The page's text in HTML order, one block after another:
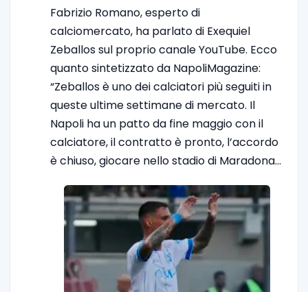
Fabrizio Romano, esperto di
calciomercato, ha parlato di Exequiel
Zeballos sul proprio canale YouTube. Ecco
quanto sintetizzato da NapoliMagazine:
“Zeballos è uno dei calciatori più seguiti in
queste ultime settimane di mercato. Il
Napoli ha un patto da fine maggio con il
calciatore, il contratto è pronto, l’accordo
è chiuso, giocare nello stadio di Maradona…